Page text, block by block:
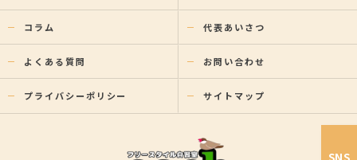
SNS
コラム 代表あいさつ
よくある質問 お問い合わせ
プライバシーポリシー サイトマップ